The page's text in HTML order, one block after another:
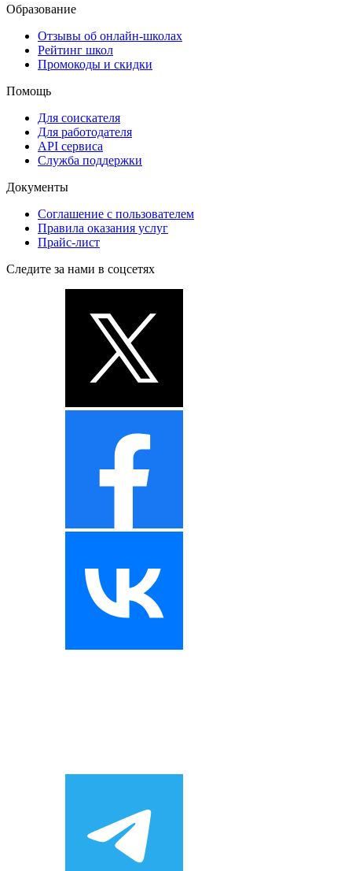
Образование
Отзывы об онлайн-школах
Рейтинг школ
Промокоды и скидки
Помощь
Для соискателя
Для работодателя
API сервиса
Служба поддержки
Документы
Соглашение с пользователем
Правила оказания услуг
Прайс-лист
Следите за нами в соцсетях